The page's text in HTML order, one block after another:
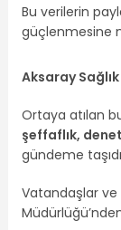
Bu verilerin
güçlenmesine
Aksaray
Ortaya atılan
şeffaflık,
gündeme
Vatandaşlar ve